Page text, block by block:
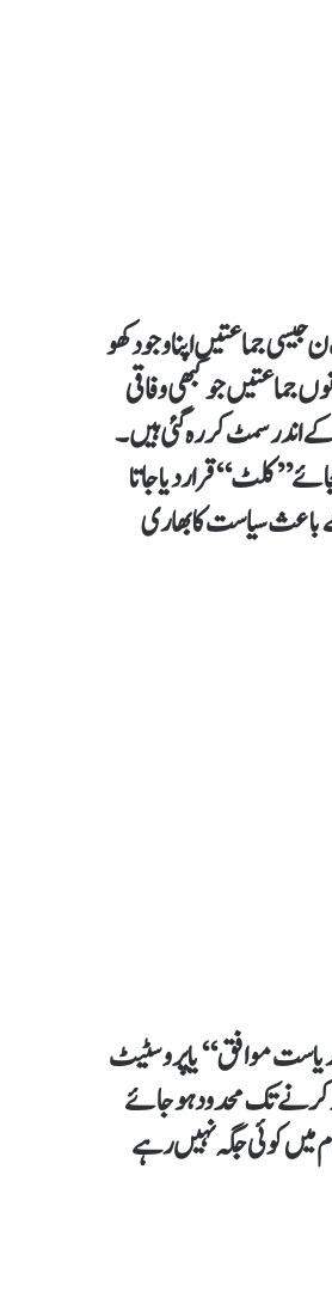
جیسی جماعتیں اپنا وجود کھو
جماعتیں جو کبھی وفاقی
اندر سمٹ کر رہ گئی ہیں۔
’’کلٹ‘‘ قرار دیا جاتا
باعث سیاست کا بھاری
’’ریاست موافق‘‘ یا پرو سٹیٹ
کرنے تک محدود ہو جائے
میں کوئی جگہ نہیں رہے